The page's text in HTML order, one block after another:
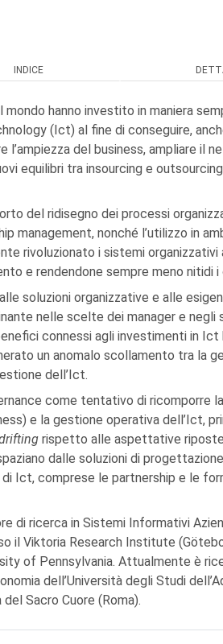
INDICE
mondo hanno investito in maniera
(Ict) al fine di conseguire,
del business, ampliare il
equilibri tra insourcing e
del ridisegno dei processi
management, nonché l’utilizzo in
rivoluzionato i sistemi organizzativi
e rendendone sempre meno nitidi
soluzioni organizzative e alle
nelle scelte dei manager e negli
connessi agli investimenti in Ict
un anomalo scollamento tra la
dell’Ict.
come tentativo di ricomporre
e la gestione operativa dell’Ict,
rispetto alle aspettative
dalle soluzioni di
Ict, comprese le partnership e le
di ricerca in Sistemi Informativi
il Viktoria Research Institute
of Pennsylvania. Attualmente è
dell’Università degli Studi
Sacro Cuore (Roma).